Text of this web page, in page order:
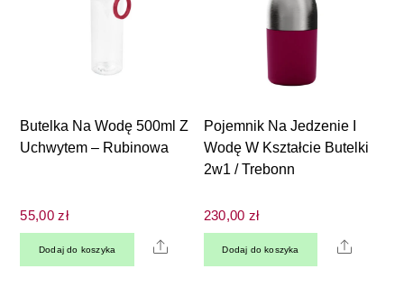
Butelka Na Wodę 500ml Z
Uchwytem – Rubinowa
55,00zł
Dodaj do koszyka Share
Pojemnik Na Jedzenie I
Wodę W Kształcie Butelki
2w1 / Trebonn
230,00 zł
Dodaj do koszyka Share